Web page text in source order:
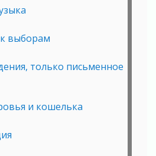
выборам
только письменное
и кошелька